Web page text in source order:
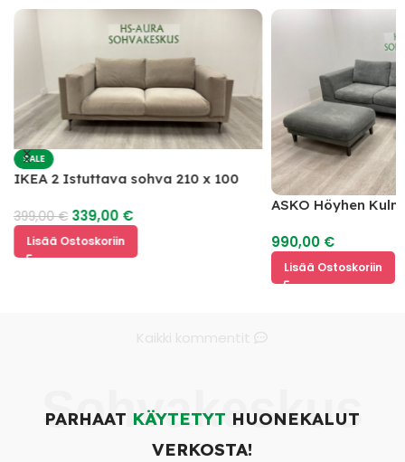
SALE
IKEA 2 Istuttava sohva 210 x 100
399,00€ 339,00 €
Lisää Ostoskoriin
ASKO Höyhen
990,00 €
Lisää Ostoskoriin
Sohvakeskus
PARHAAT KÄYTETYT HUONEKALUT
VERKOSTA!